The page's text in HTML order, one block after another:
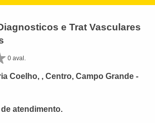
e Trat Vasculares
0 aval.
Coelho, , Centro, Campo Grande -
atendimento.